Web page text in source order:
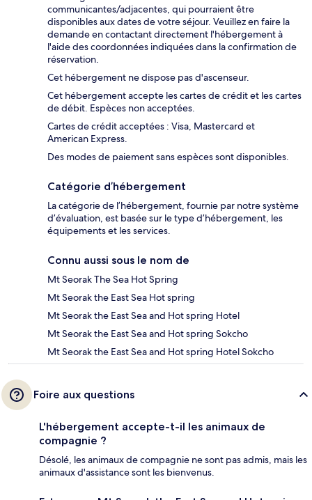
communicantes/adjacentes, qui pourraient être
disponibles aux dates de votre séjour. Veuillez en faire la
demande en contactant directement l'hébergement à
l'aide des coordonnées indiquées dans la confirmation de
réservation.
Cet hébergement ne dispose pas d'ascenseur.
Cet hébergement accepte les cartes de crédit et les cartes
de débit. Espèces non acceptées.
Cartes de crédit acceptées : Visa, Mastercard et
American Express.
Des modes de paiement sans espèces sont disponibles.
Catégorie d’hébergement
La catégorie de l’hébergement, fournie par notre système
d’évaluation, est basée sur le type d’hébergement, les
équipements et les services.
Connu aussi sous le nom de
Mt Seorak The Sea Hot Spring
Mt Seorak the East Sea Hot spring
Mt Seorak the East Sea and Hot spring Hotel
Mt Seorak the East Sea and Hot spring Sokcho
Mt Seorak the East Sea and Hot spring Hotel Sokcho
Foire aux questions
L'hébergement accepte-t-il les animaux de
compagnie ?
Désolé, les animaux de compagnie ne sont pas admis, mais les
animaux d'assistance sont les bienvenus.